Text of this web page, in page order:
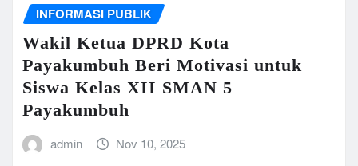
INFORMASI PUBLIK
Wakil Ketua DPRD Kota
Payakumbuh Beri Motivasi untuk
Siswa Kelas XII SMAN 5
Payakumbuh
admin Nov 10, 2025